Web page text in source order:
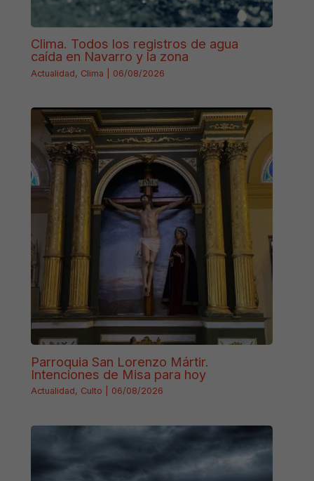
Clima. Todos los registros de agua
caída en Navarro y la zona
Actualidad, Clima 06/08/2026
Parroquia San Lorenzo Mártir.
Intenciones de Misa para hoy
Actualidad, Culto 06/08/2026